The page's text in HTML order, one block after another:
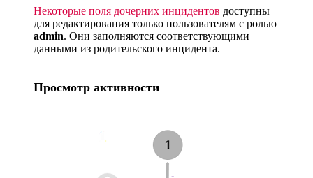
Некоторые поля дочерних инцидентов доступны
для редактирования только пользователям с ролью
admin. Они заполняются соответствующими
данными из родительского инцидента.
Просмотр активности